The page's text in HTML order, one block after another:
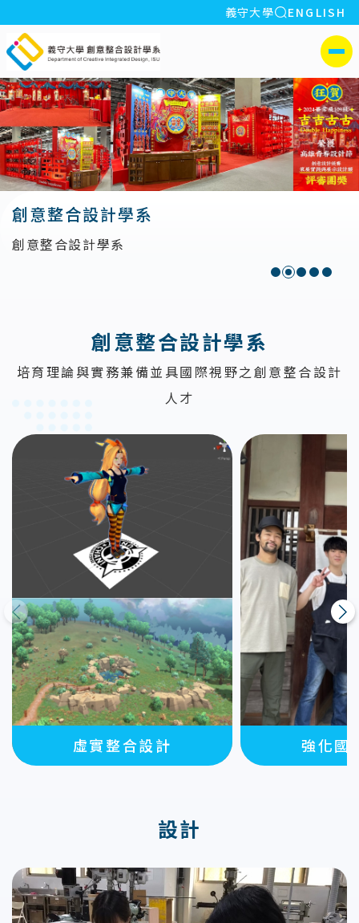
:::
義守大學 全站搜索
ENGLISH
側選單
創意整合設計學系
創意整合設計學系
創意整合設計學系
培育理論與實務兼備並具國際視野之創意整合設計
人才
上一則
虛實整合設計 強化國
下一則
設計